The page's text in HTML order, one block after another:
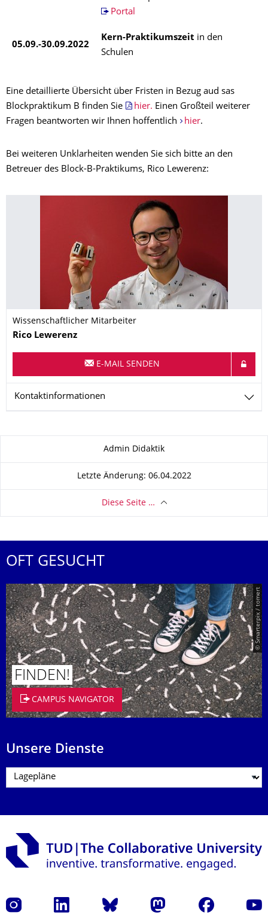
Portal
05.09.-30.09.2022
Kern-Praktikumszeit in den
Schulen
Eine detaillierte Übersicht über Fristen in Bezug aud sas
Blockpraktikum B finden Sie
hier. Einen Großteil weiterer
Fragen beantworten wir Ihnen hoffentlich
hier.
Bei weiteren Unklarheiten wenden Sie sich bitte an den
Betreuer des Block-B-Praktikums, Rico Lewerenz:
Wissenschaftlicher Mitarbeiter
Name
Rico Lewerenz
E-MAIL SENDEN
Kontaktinformationen
Admin Didaktik
Letzte Änderung: 06.04.2022
Diese Seite …
OFT GESUCHT
© Smarterpix / tomert
FINDEN!
CAMPUS NAVIGATOR
Unsere Dienste
Instagram LinkedIn Bluesky Mastodon Facebook